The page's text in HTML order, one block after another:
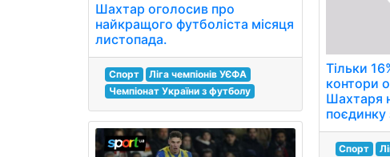
Шахтар оголосив про
найкращого футболіста місяця
листопада.
Спорт
Ліга чемпіонів УЄФА
Чемпіонат України з футболу
Тільки
контори
Шахтаря
поєдинку
Спорт